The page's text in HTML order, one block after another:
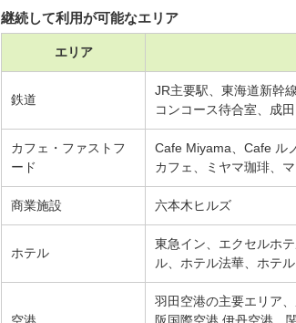
継続して利用が可能なエリア
エリア
鉄道
JR主要駅、東海道新幹
コンコース待合室、成
カフェ・ファストフ
ード
Cafe Miyama、Cafe ル
カフェ、ミヤマ珈琲、
商業施設 六本木ヒルズ
ホテル
東急イン、エクセルホ
ル、ホテル法華、ホテ
羽田空港の主要エリア